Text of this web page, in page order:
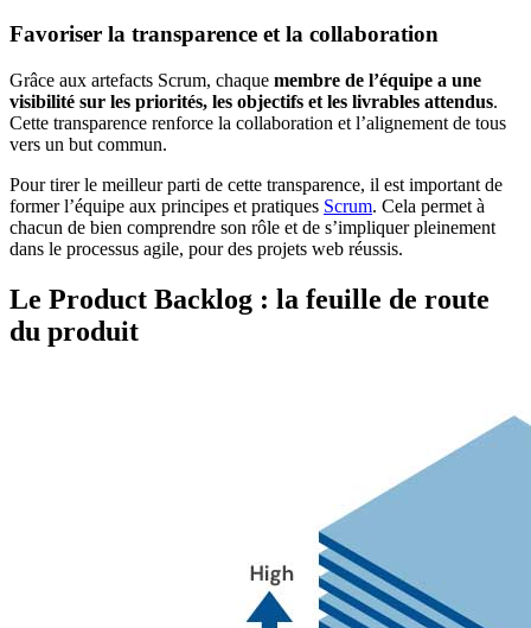
Favoriser la transparence et la collaboration
Grâce aux artefacts Scrum, chaque membre de l’équipe a une
visibilité sur les priorités, les objectifs et les livrables attendus.
Cette transparence renforce la collaboration et l’alignement de tous
vers un but commun.
Pour tirer le meilleur parti de cette transparence, il est important de
former l’équipe aux principes et pratiques Scrum. Cela permet à
chacun de bien comprendre son rôle et de s’impliquer pleinement
dans le processus agile, pour des projets web réussis.
Le Product Backlog : la feuille de route
du produit